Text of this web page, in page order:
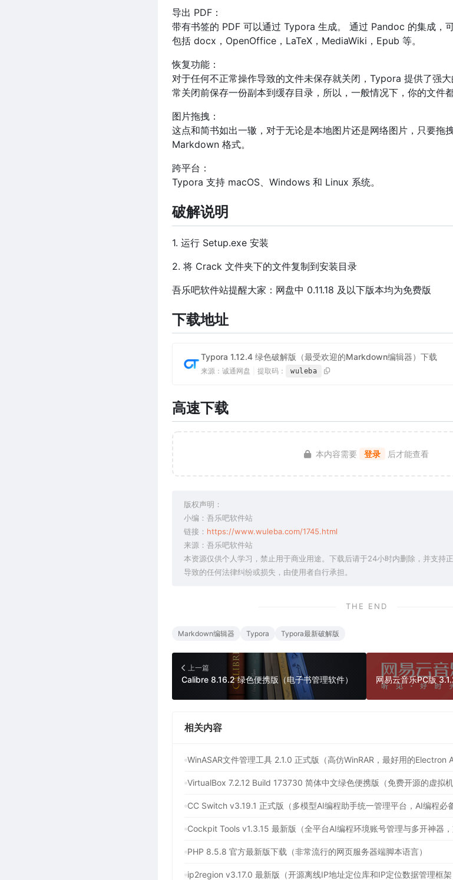
导出 PDF：
带有书签的 PDF 可以通过 Typora 生成。 通过 Pandoc 的集成，
包括 docx，OpenOffice，LaTeX，MediaWiki，Epub 等。
恢复功能：
对于任何不正常操作导致的文件未保存就关闭，Typora 提供了强
常关闭前保存一份副本到缓存目录，所以，一般情况下，你的文件都
图片拖拽：
这点和简书如出一辙，对于无论是本地图片还是网络图片，只要拖
Markdown 格式。
跨平台：
Typora 支持 macOS、Windows 和 Linux 系统。
破解说明
1. 运行 Setup.exe 安装
2. 将 Crack 文件夹下的文件复制到安装目录
吾乐吧软件站提醒大家：网盘中 0.11.18 及以下版本均为免费版
下载地址
Typora 1.12.4 绿色破解版（最受欢迎的Markdown编辑器）下载
来源：诚通网盘 提取码： wuleba
高速下载
本内容需要 登录 后才能查看
版权声明：
小编：吾乐吧软件站
链接： https://www.wuleba.com/1745.html
来源：吾乐吧软件站
本资源仅供个人学习，禁止用于商业用途。下载后请于24小时内删除，并支持
导致的任何法律纠纷或损失，由使用者自行承担。
THE END
Markdown编辑器 Typora Typora最新破解版
上一篇
Calibre 8.16.2 绿色便携版（电子书管理软件）
相关内容
VirtualBox 7.2.12 Build 173730 简体中文绿色便携版（免费开源的虚拟机
CC Switch v3.19.1 正式版（多模型AI编程助手统一管理平台，AI编程必
PHP 8.5.8 官方最新版下载（非常流行的网页服务器端脚本语言）
ip2region v3.17.0 最新版（开源离线IP地址定位库和IP定位数据管理框架